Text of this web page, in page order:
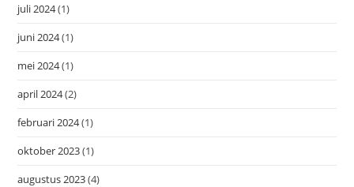
juli 2024(1)
juni 2024(1)
mei 2024(1)
april 2024(2)
februari 2024(1)
oktober 2023(1)
augustus 2023(4)